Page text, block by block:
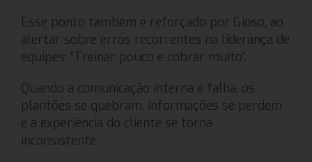
Esse ponto também é reforçado por Gioso, ao
alertar sobre erros recorrentes na liderança de
equipes: “Treinar pouco e cobrar muito”.
Quando a comunicação interna é falha, os
plantões se quebram, informações se perdem
e a experiência do cliente se torna
inconsistente.